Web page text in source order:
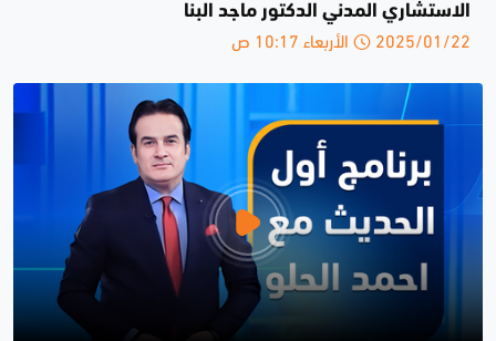
الاستشاري المدني الدكتور ماجد البنا
2025/01/22 الأربعاء 10:17 ص